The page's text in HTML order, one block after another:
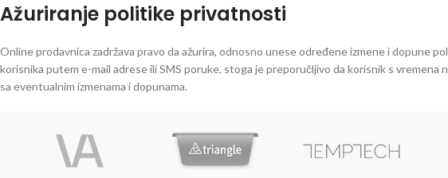
Ažuriranje politike privatnosti
Online prodavnica zadržava pravo da ažurira, odnosno unese određene izmene i dopune
korisnika putem e-mail adrese ili SMS poruke, stoga je preporučljivo da korisnik s
sa eventualnim izmenama i dopunama.